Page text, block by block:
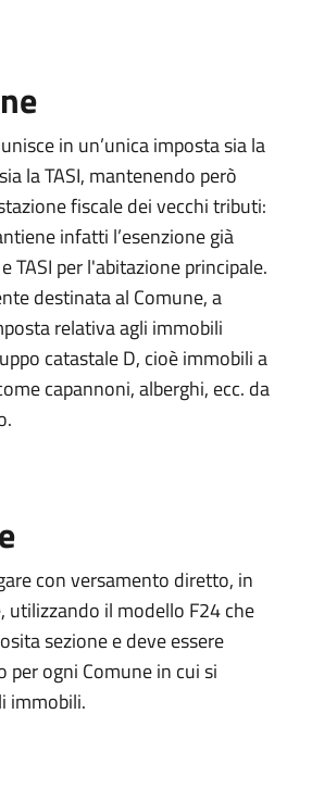
in un’unica imposta sia la
la TASI, mantenendo però
fiscale dei vecchi tributi:
infatti l’esenzione già
TASI per l'abitazione principale.
destinata al Comune, a
relativa agli immobili
catastale D, cioè immobili a
capannoni, alberghi, ecc. da
con versamento diretto, in
utilizzando il modello F24 che
sezione e deve essere
per ogni Comune in cui si
immobili.